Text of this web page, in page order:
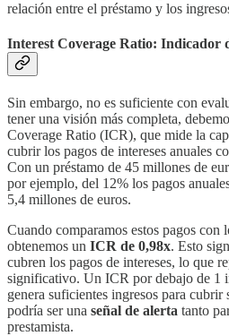
relación entre el préstamo y los
Interest Coverage Ratio: Indicador
Sin embargo, no es suficiente con
tener una visión más completa,
Coverage Ratio (ICR), que mide la
cubrir los pagos de intereses anuales
Con un préstamo de 45 millones de
por ejemplo, del 12% los pagos
5,4 millones de euros.
Cuando comparamos estos pagos con
obtenemos un ICR de 0,98x. Esto
cubren los pagos de intereses, lo que
significativo. Un ICR por debajo de 1
genera suficientes ingresos para
podría ser una señal de alerta tanto
prestamista.